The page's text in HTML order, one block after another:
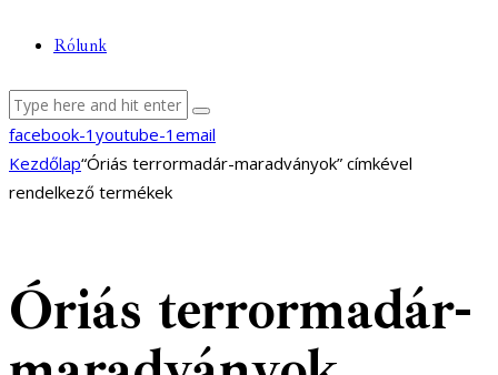
Rólunk
facebook-1 youtube-1 email
Kezdőlap“Óriás terrormadár-maradványok” címkével
rendelkező termékek
Óriás terrormadár-